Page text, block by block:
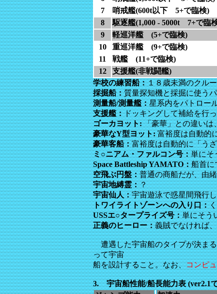
7
哨戒艦(600t以下 5+で臨検)
8
駆逐艦(1,000 - 5000t 7+で臨
9
軽巡洋艦 (5+で臨検)
10
重巡洋艦 (9+で臨検)
11
戦艦 (11+で臨検)
12
支援艦(非戦闘艦)
学校の練習船：１８歳未満のクル
採掘船：質量探知機と採掘に使う
測量船/測量艦：星系内をパトロー
支援艦：ドッキングして補給を行
ゴーカヨット:「豪華」との違いは
豪華なY型ヨット:富裕度は自動的
豪華客船：富裕度は自動的に「う
ミ○ニアム・ファルコン号：単にそ
Space Battleship YAMATO：船首に
空飛ぶ円盤：普通の商船だが、由
宇宙地縛霊：？
宇宙仙人：宇宙遊泳で惑星間飛行
トワイライトゾーンへの入り口：
USSエ○タープライズ号：単にそう
正義のヒーロー：義賊でなければ
遭遇した宇宙船のタイプが決まる
って宇宙
船を設計すること。なお、コンピ
3. 宇宙船性能/船長能力表 (ver2.1